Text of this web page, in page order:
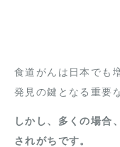
食道がんは日本でも
発見の鍵となる重要
しかし、多くの場合
されがちです。